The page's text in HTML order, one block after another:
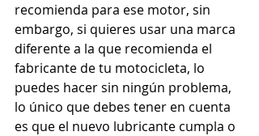
recomienda para ese motor, sin
embargo, si quieres usar una marca
diferente a la que recomienda el
fabricante de tu motocicleta, lo
puedes hacer sin ningún problema,
lo único que debes tener en cuenta
es que el nuevo lubricante cumpla o